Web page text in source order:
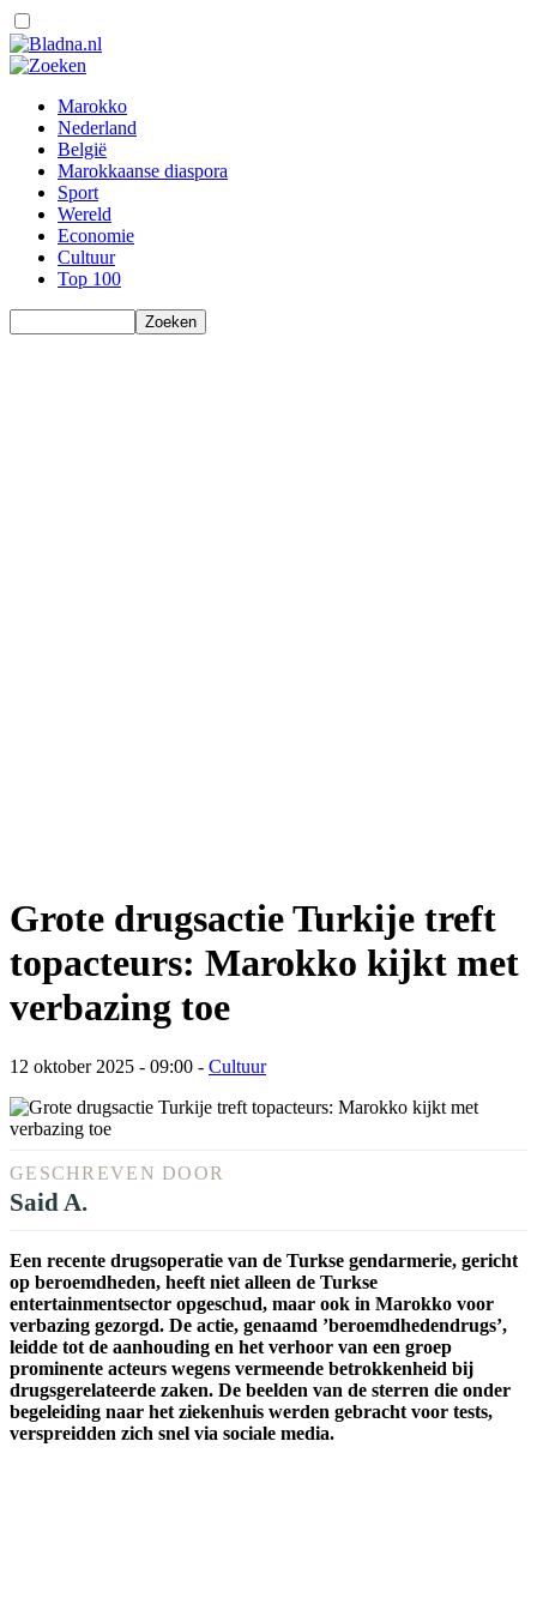
Marokko
Nederland
België
Marokkaanse diaspora
Sport
Wereld
Economie
Cultuur
Top 100
Grote drugsactie Turkije treft
topacteurs: Marokko kijkt met
verbazing toe
12 oktober 2025 - 09:00 - Cultuur
GESCHREVEN DOOR
Said A.
Een recente drugsoperatie van de Turkse gendarmerie, gericht
op beroemdheden, heeft niet alleen de Turkse
entertainmentsector opgeschud, maar ook in Marokko voor
verbazing gezorgd. De actie, genaamd ’beroemdhedendrugs’,
leidde tot de aanhouding en het verhoor van een groep
prominente acteurs wegens vermeende betrokkenheid bij
drugsgerelateerde zaken. De beelden van de sterren die onder
begeleiding naar het ziekenhuis werden gebracht voor tests,
verspreidden zich snel via sociale media.